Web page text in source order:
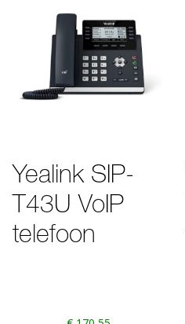
Yealink SIP-
T43U VoIP
telefoon